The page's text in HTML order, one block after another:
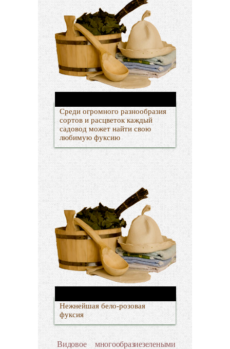
Среди огромного разнообразия
сортов и расцветок каждый
садовод может найти свою
любимую фуксию
Нежнейшая бело-розовая
фуксия
Видовое многообразиезелеными